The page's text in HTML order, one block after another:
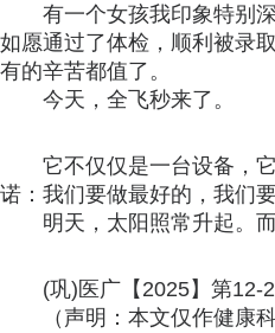
有一个女孩我印象特别
如愿通过了体检，顺利被录
有的辛苦都值了。
今天，全飞秒来了。
它不仅仅是一台设备，
诺：我们要做最好的，我们
明天，太阳照常升起。
(巩)医广【2025】第12-
（声明：本文仅作健康